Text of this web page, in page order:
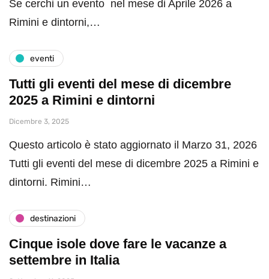
Se cerchi un evento nel mese di Aprile 2026 a
Rimini e dintorni,…
eventi
Tutti gli eventi del mese di dicembre
2025 a Rimini e dintorni
Dicembre 3, 2025
Questo articolo è stato aggiornato il Marzo 31, 2026
Tutti gli eventi del mese di dicembre 2025 a Rimini e
dintorni. Rimini…
destinazioni
Cinque isole dove fare le vacanze a
settembre in Italia